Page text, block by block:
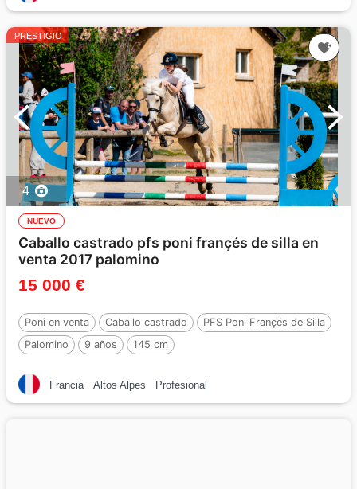
PRESTIGIO
4
NUEVO
Caballo castrado pfs poni françés de silla en
venta 2017 palomino
15 000 €
Poni en venta Caballo castrado
PFS Poni Françés de Silla
Palomino
9 años 145 cm
Francia Altos Alpes Profesional